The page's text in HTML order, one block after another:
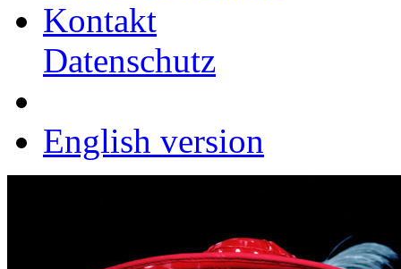
Kontakt
Datenschutz
English version